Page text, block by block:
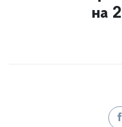
на